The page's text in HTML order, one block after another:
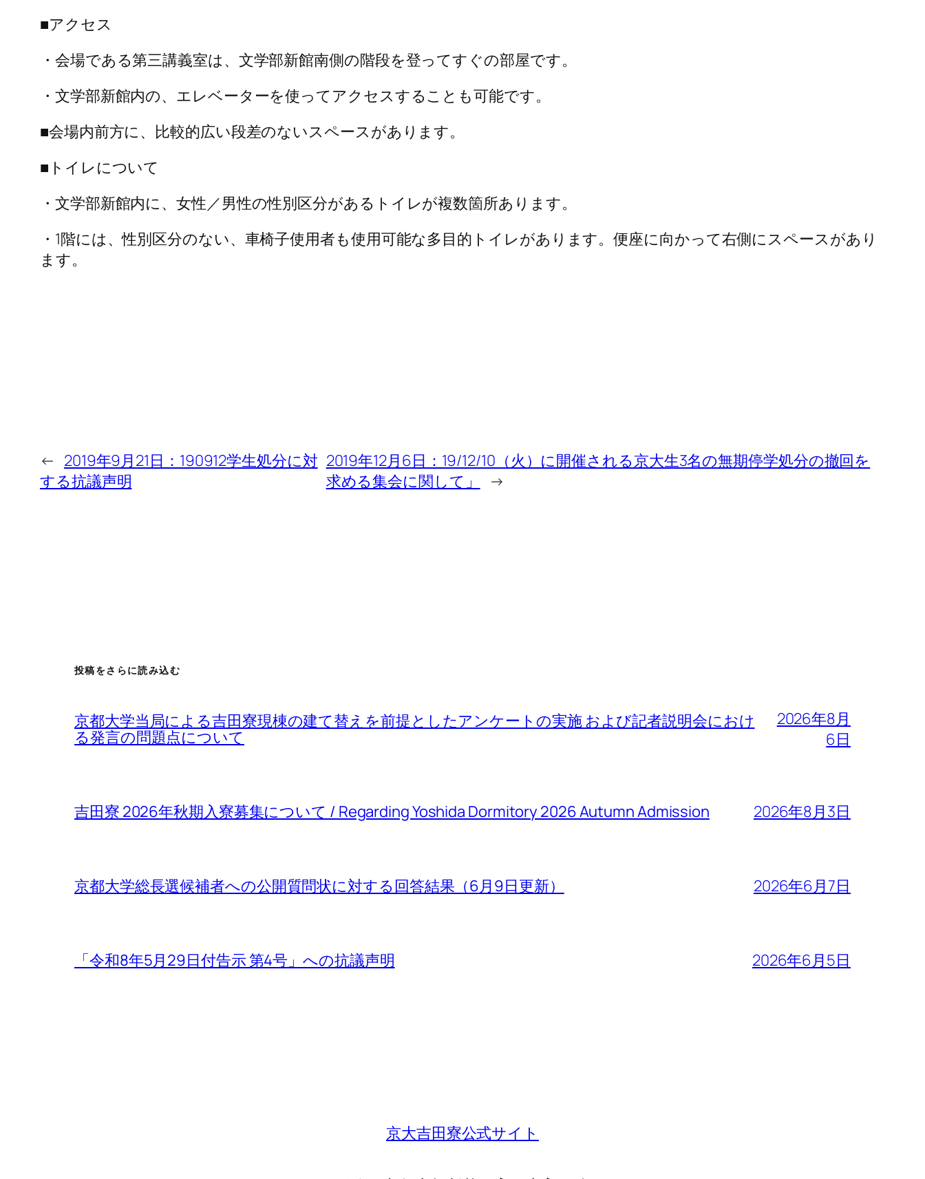
■アクセス
・会場である第三講義室は、文学部新館南側の階段を登ってすぐの部屋です。
・文学部新館内の、エレベーターを使ってアクセスすることも可能です。
■会場内前方に、比較的広い段差のないスペースがあります。
■トイレについて
・文学部新館内に、女性／男性の性別区分があるトイレが複数箇所あります。
・1階には、性別区分のない、車椅子使用者も使用可能な多目的トイレがあります。便座に向かって右側にスペースがあり
ます。
← 2019年9月21日：190912学生処分に対
する抗議声明
2019年12月6日：19/12/10（火）に開催される京大生3名の無期停学処分の撤回を
求める集会に関して」
→
投稿をさらに読み込む
京都大学当局による吉田寮現棟の建て替えを前提としたアンケートの実施 および記者説明会におけ
る発言の問題点について
2026年8月
6日
吉田寮 2026年秋期入寮募集について / Regarding Yoshida Dormitory 2026 Autumn Admission 2026年8月3日
京都大学総長選候補者への公開質問状に対する回答結果（6月9日更新） 2026年6月7日
「令和8年5月29日付告示 第4号」への抗議声明 2026年6月5日
京大吉田寮公式サイト